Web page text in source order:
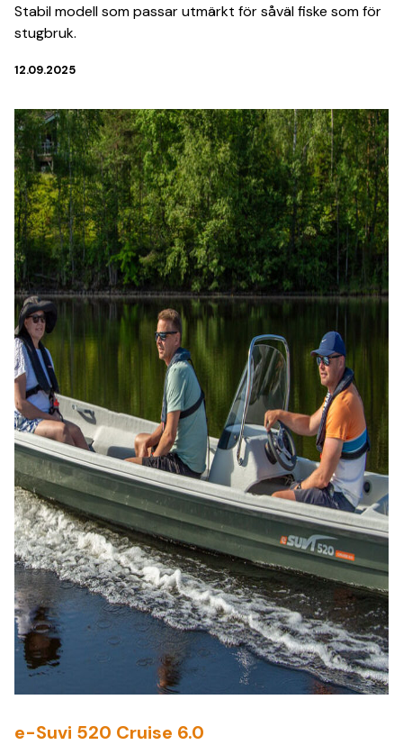
Stabil modell som passar utmärkt för såväl fiske som för
stugbruk.
12.09.2025
e-Suvi 520 Cruise 6.0